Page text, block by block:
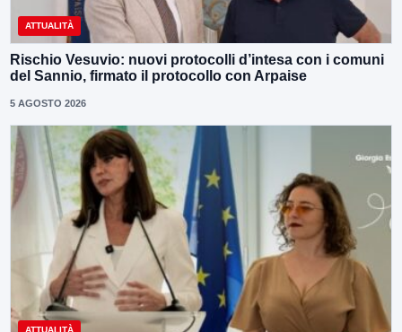
ATTUALITÀ
Rischio Vesuvio: nuovi protocolli d’intesa con i comuni
del Sannio, firmato il protocollo con Arpaise
5 AGOSTO 2026
ATTUALITÀ